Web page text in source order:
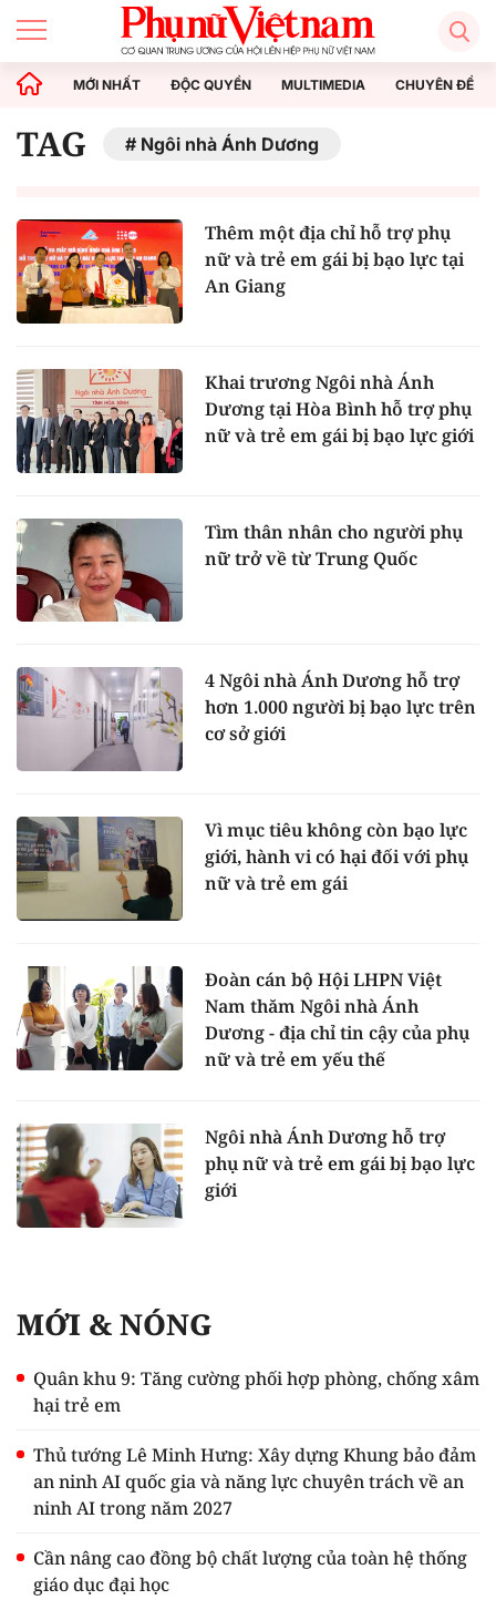
MỚI NHẤT ĐỘC QUYỀN MULTIMEDIA CHUYÊN ĐỀ
TAG Ngôi nhà Ánh Dương
Thêm một địa chỉ hỗ trợ phụ
nữ và trẻ em gái bị bạo lực tại
An Giang
Khai trương Ngôi nhà Ánh
Dương tại Hòa Bình hỗ trợ phụ
nữ và trẻ em gái bị bạo lực giới
Tìm thân nhân cho người phụ
nữ trở về từ Trung Quốc
4 Ngôi nhà Ánh Dương hỗ trợ
hơn 1.000 người bị bạo lực trên
cơ sở giới
Vì mục tiêu không còn bạo lực
giới, hành vi có hại đối với phụ
nữ và trẻ em gái
Đoàn cán bộ Hội LHPN Việt
Nam thăm Ngôi nhà Ánh
Dương - địa chỉ tin cậy của phụ
nữ và trẻ em yếu thế
Ngôi nhà Ánh Dương hỗ trợ
phụ nữ và trẻ em gái bị bạo lực
giới
MỚI & NÓNG
Quân khu 9: Tăng cường phối hợp phòng, chống xâm
hại trẻ em
Thủ tướng Lê Minh Hưng: Xây dựng Khung bảo đảm
an ninh AI quốc gia và năng lực chuyên trách về an
ninh AI trong năm 2027
Cần nâng cao đồng bộ chất lượng của toàn hệ thống
giáo dục đại học